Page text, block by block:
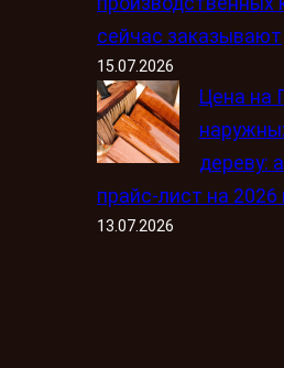
сейчас заказывают
15.07.2026
Цена на
дереву:
прайс-лист на 2026
13.07.2026